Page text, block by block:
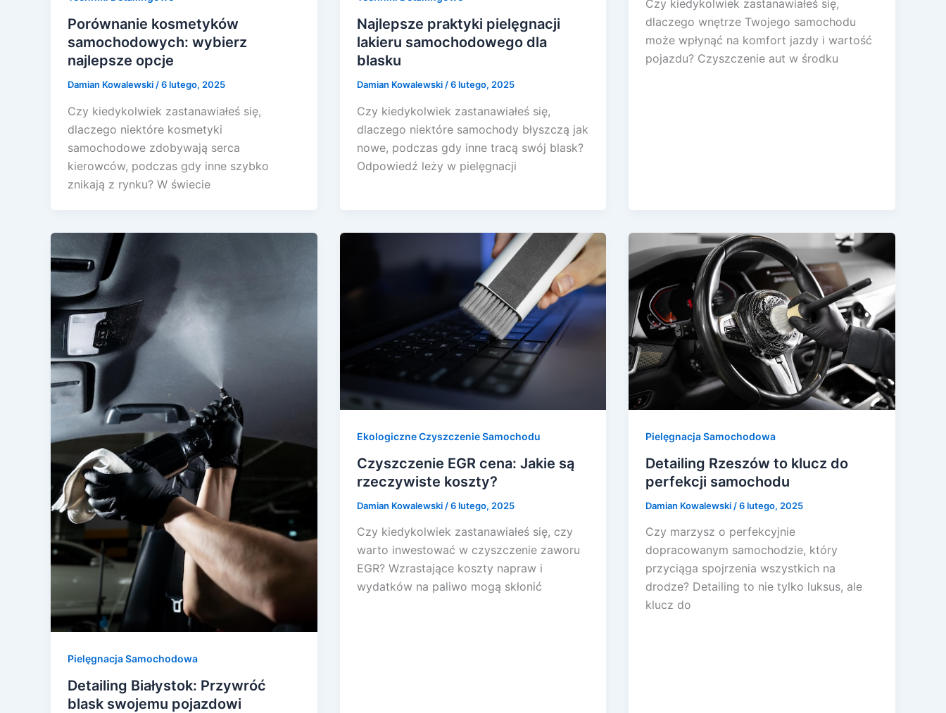
Porównanie kosmetyków
samochodowych: wybierz
najlepsze opcje
Damian Kowalewski/6 lutego, 2025
Czy kiedykolwiek zastanawiałeś się,
dlaczego niektóre kosmetyki
samochodowe zdobywają serca
kierowców, podczas gdy inne szybko
znikają z rynku? W świecie
Najlepsze praktyki pielęgnacji
lakieru samochodowego dla
blasku
Damian Kowalewski/6 lutego, 2025
Czy kiedykolwiek zastanawiałeś się,
dlaczego niektóre samochody błyszczą jak
nowe, podczas gdy inne tracą swój blask?
Odpowiedź leży w pielęgnacji
Czy kiedykolwiek zastanawiałeś się,
dlaczego wnętrze Twojego samochodu
może wpłynąć na komfort jazdy i wartość
pojazdu? Czyszczenie aut w środku
Pielęgnacja Samochodowa
Detailing Białystok: Przywróć
blask swojemu pojazdowi
Ekologiczne Czyszczenie Samochodu
Czyszczenie EGR cena: Jakie są
rzeczywiste koszty?
Damian Kowalewski /6 lutego, 2025
Czy kiedykolwiek zastanawiałeś się, czy
warto inwestować w czyszczenie zaworu
EGR? Wzrastające koszty napraw i
wydatków na paliwo mogą skłonić
Pielęgnacja Samochodowa
Detailing Rzeszów to klucz do
perfekcji samochodu
Damian Kowalewski /6 lutego, 2025
Czy marzysz o perfekcyjnie
dopracowanym samochodzie, który
przyciąga spojrzenia wszystkich na
drodze? Detailing to nie tylko luksus, ale
klucz do